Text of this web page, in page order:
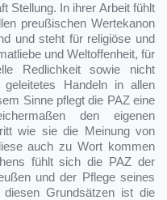
Stellung. In ihrer Arbeit fühlt
preußischen Wertekanon
und steht für religiöse und
und Weltoffenheit, für
Redlichkeit sowie nicht
Handeln in allen
Sinne pflegt die PAZ eine
den eigenen
wie sie die Meinung von
auch zu Wort kommen
fühlt sich die PAZ der
und der Pflege seines
Grundsätzen ist die